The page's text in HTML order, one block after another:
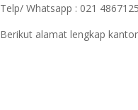
Telp/ Whatsapp : 021
Berikut alamat lengkap